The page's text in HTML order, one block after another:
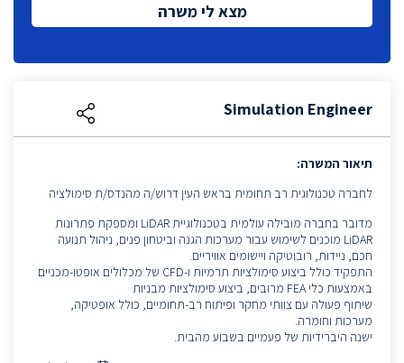
מצא לי משרה
Simulation Engineer
תיאור המשרה:
לחברה טכנולוגית רב תחומית בראש העין דרוש/ה מהנדס/ת סימולציה
מדובר בחברה מובילה עולמית בטכנולוגיית LiDAR ומספקת פתרונות
LiDAR מוכנים לשימוש עבור מערכות הגנה וביטחון פנים, ניהול תנועה
חכם, ניידות, רובוטיקה ויישומים אוויריים.
התפקיד כולל ביצוע סימולציות תרמיות ו-CFD של מכלולים אופטו-מכניים
באמצעות כלי FEA מרובים, ביצוע סימולציות מבניות
שיתוף פעולה עם צוותי מחקר ופיתוח רב-תחומיים, כולל אופטיקה,
מערכות וחומרה.
ישנה היברידיות של פעמיים בשבוע מהבית.